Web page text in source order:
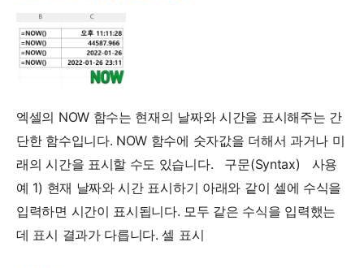
으
로
짜
구
하
기
엑셀의 NOW 함수는 현재의 날짜와 시간을 표시해주는 간
단한 함수입니다. NOW 함수에 숫자값을 더해서 과거나 미
래의 시간을 표시할 수도 있습니다. 구문(Syntax) 사용
예 1) 현재 날짜와 시간 표시하기 아래와 같이 셀에 수식을
입력하면 시간이 표시됩니다. 모두 같은 수식을 입력했는
데 표시 결과가 다릅니다. 셀 표시